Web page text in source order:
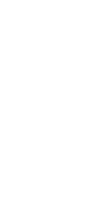
de Pesca
hacia nuevos
automotriz